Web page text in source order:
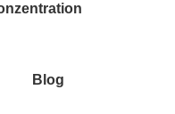
Blog